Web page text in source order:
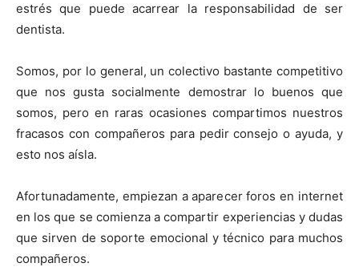
estrés que puede acarrear la responsabilidad de ser
dentista.
Somos, por lo general, un colectivo bastante competitivo
que nos gusta socialmente demostrar lo buenos que
somos, pero en raras ocasiones compartimos nuestros
fracasos con compañeros para pedir consejo o ayuda, y
esto nos aísla.
Afortunadamente, empiezan a aparecer foros en internet
en los que se comienza a compartir experiencias y dudas
que sirven de soporte emocional y técnico para muchos
compañeros.